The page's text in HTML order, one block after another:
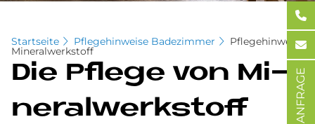
Startseite Pflegehinweise Badezimmer Pflegehinweis
Mineralwerkstoff
Die Pfle­ge von Mi­
ne­ral­werk­stoff
ANFRAGE